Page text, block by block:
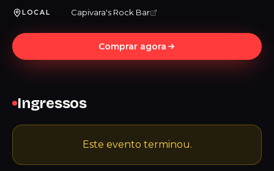
LOCAL Capivara's Rock Bar
Comprar agora
Ingressos
Este evento terminou.